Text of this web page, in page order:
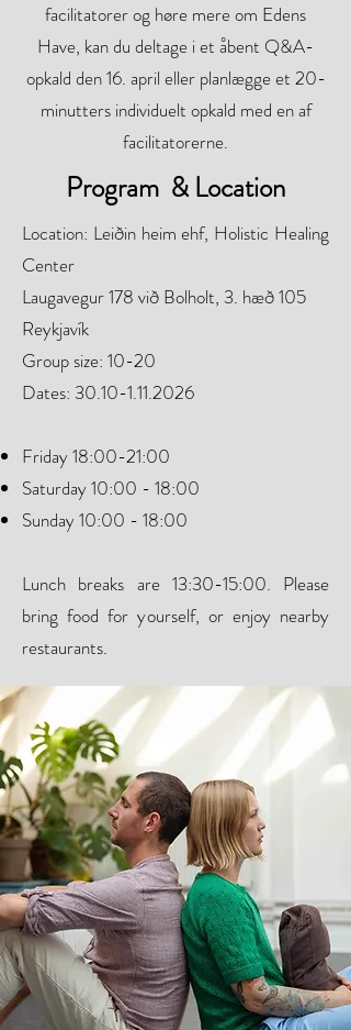
facilitatorer og høre mere om Edens
Have, kan du deltage i et åbent Q&A-
opkald den 16. april eller planlægge et 20-
minutters individuelt opkald med en af
facilitatorerne.
Program & Location
Location: Leiðin heim ehf, Holistic Healing
Center
Laugavegur 178 við Bolholt, 3. hæð 105
Reykjavík
Group size: 10-20
Dates: 30.10-1.11.2026
Friday 18:00-21:00
Saturday 10:00 - 18:00
Sunday 10:00 - 18:00
Lunch breaks are 13:30-15:00. Please
bring food for yourself, or enjoy nearby
restaurants.